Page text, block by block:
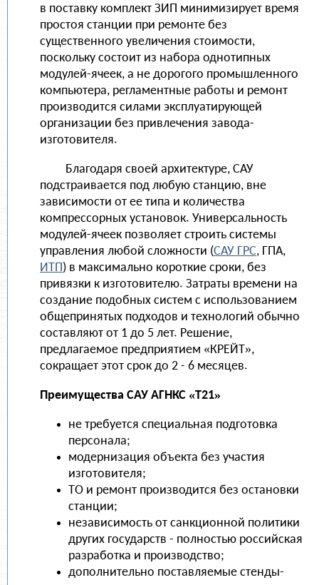
в поставку комплект ЗИП минимизирует время
простоя станции при ремонте без
существенного увеличения стоимости,
поскольку состоит из набора однотипных
модулей-ячеек, а не дорогого промышленного
компьютера, регламентные работы и ремонт
производится силами эксплуатирующей
организации без привлечения завода-
изготовителя.
Благодаря своей архитектуре, САУ
подстраивается под любую станцию, вне
зависимости от ее типа и количества
компрессорных установок. Универсальность
модулей-ячеек позволяет строить системы
управления любой сложности (САУ ГРС, ГПА,
ИТП) в максимально короткие сроки, без
привязки к изготовителю. Затраты времени на
создание подобных систем с использованием
общепринятых подходов и технологий обычно
составляют от 1 до 5 лет. Решение,
предлагаемое предприятием «КРЕЙТ»,
сокращает этот срок до 2 - 6 месяцев.
Преимущества САУ АГНКС «Т21»
не требуется специальная подготовка
персонала;
модернизация объекта без участия
изготовителя;
ТО и ремонт производится без остановки
станции;
независимость от санкционной политики
других государств - полностью российская
разработка и производство;
дополнительно поставляемые стенды-